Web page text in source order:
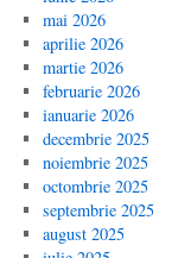
mai 2026
aprilie 2026
martie 2026
februarie 2026
ianuarie 2026
decembrie 2025
noiembrie 2025
octombrie 2025
septembrie 2025
august 2025